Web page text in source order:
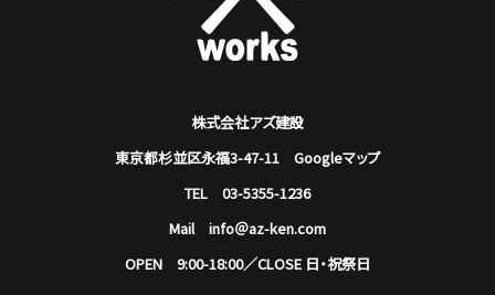
株式会社アズ建設
東京都杉並区永福3-47-11 Googleマップ
TEL 03-5355-1236
Mail info＠az-ken.com
OPEN 9:00-18:00／CLOSE 日・祝祭日